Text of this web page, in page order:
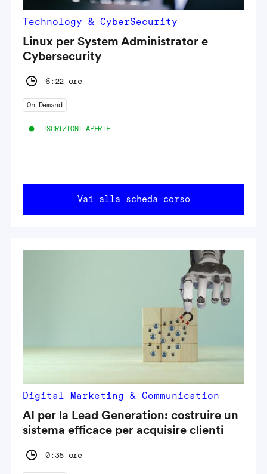
Technology & CyberSecurity
Linux per System Administrator e
Cybersecurity
6:22 ore
On Demand
ISCRIZIONI APERTE
Vai alla scheda corso
Digital Marketing & Communication
AI per la Lead Generation: costruire un
sistema efficace per acquisire clienti
0:35 ore